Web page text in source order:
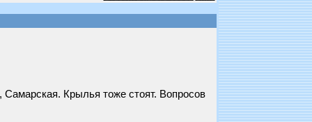
Крылья тоже стоят. Вопросов